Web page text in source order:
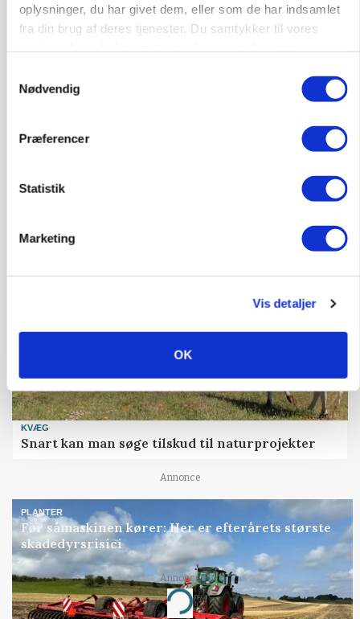
oplysninger, du har givet dem, eller som de har indsamlet
fra din brug af deres tjenester. Du samtykker til vores
Nødvendig
Præferencer
Statistik
Marketing
Vis detaljer
OK
»Nu stopper I«: Landbrugsdebattør og
KVÆG
Snart kan man søge tilskud til naturprojekter
Annonce
PLANTER
Før såmaskinen kører: Her er efterårets største
skadedyrsrisici
Annonce